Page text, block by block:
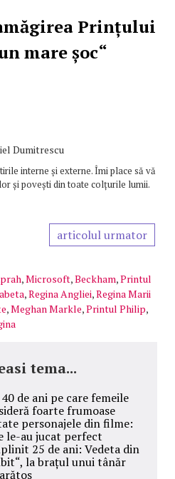
Prințului
mare șoc“
Dumitrescu
interne și externe. Îmi place să vă
și povești din toate colțurile lumii.
articolul urmator
,Microsoft,Beckham,Printul
,Regina Angliei,Regina Marii
,Meghan Markle,Printul Philip,
tema...
de ani pe care femeile
foarte frumoase
personajele din filme:
le-au jucat perfect
25 de ani: Vedeta din
la brațul unui tânăr
arătos